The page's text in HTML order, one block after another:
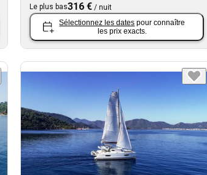
Le plus bas316 €/ nuit
Sélectionnez les dates pour connaître
les prix exacts.